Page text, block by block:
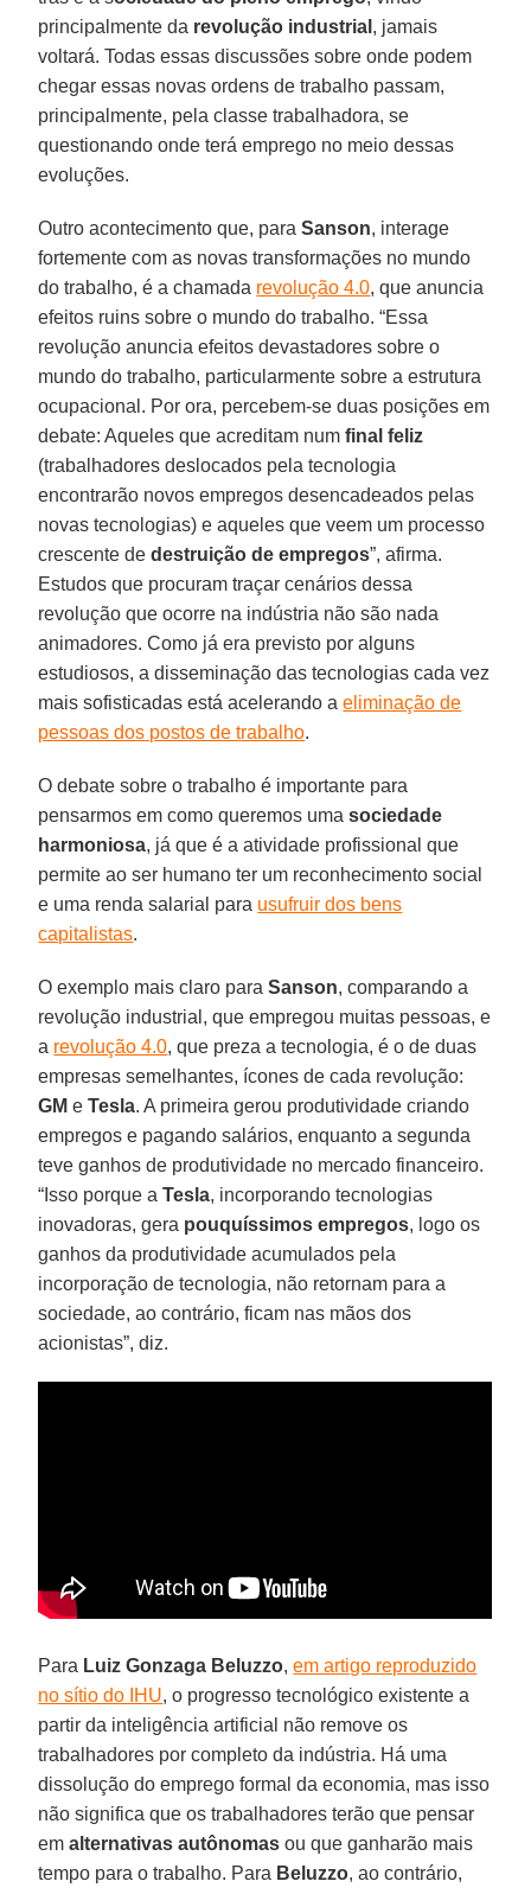
principalmente da revolução industrial , jamais
voltará. Todas essas discussões sobre onde podem
chegar essas novas ordens de trabalho passam,
principalmente, pela classe trabalhadora, se
questionando onde terá emprego no meio dessas
evoluções.
Outro acontecimento que, paraSanson, interage
fortemente com as novas transformações no mundo
do trabalho, é a chamada revolução 4.0, que anuncia
efeitos ruins sobre o mundo do trabalho. “Essa
revolução anuncia efeitos devastadores sobre o
mundo do trabalho, particularmente sobre a estrutura
ocupacional. Por ora, percebem-se duas posições em
debate: Aqueles que acreditam num final feliz
(trabalhadores deslocados pela tecnologia
encontrarão novos empregos desencadeados pelas
novas tecnologias) e aqueles que veem um processo
crescente dedestruição de empregos”, afirma.
Estudos que procuram traçar cenários dessa
revolução que ocorre na indústria não são nada
animadores. Como já era previsto por alguns
estudiosos, a disseminação das tecnologias cada vez
mais sofisticadas está acelerando aeliminação de
pessoas dos postos de trabalho.
O debate sobre o trabalho é importante para
pensarmos em como queremos umasociedade
harmoniosa, já que é a atividade profissional que
permite ao ser humano ter um reconhecimento social
e uma renda salarial para usufruir dos bens
capitalistas.
O exemplo mais claro paraSanson, comparando a
revolução industrial, que empregou muitas pessoas, e
a revolução 4.0, que preza a tecnologia, é o de duas
empresas semelhantes, ícones de cada revolução:
GM eTesla. A primeira gerou produtividade criando
empregos e pagando salários, enquanto a segunda
teve ganhos de produtividade no mercado financeiro.
“Isso porque aTesla, incorporando tecnologias
inovadoras, gera pouquíssimos empregos, logo os
ganhos da produtividade acumulados pela
incorporação de tecnologia, não retornam para a
sociedade, ao contrário, ficam nas mãos dos
acionistas”, diz.
Para Luiz Gonzaga Beluzzo,em artigo reproduzido
no sítio do IHU, o progresso tecnológico existente a
partir da inteligência artificial não remove os
trabalhadores por completo da indústria. Há uma
dissolução do emprego formal da economia, mas isso
não significa que os trabalhadores terão que pensar
emalternativas autônomas ou que ganharão mais
tempo para o trabalho. Para Beluzzo, ao contrário,